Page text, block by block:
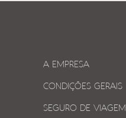
A EMPRESA
CONDIÇÕES GERAIS
SEGURO DE VIAGEM